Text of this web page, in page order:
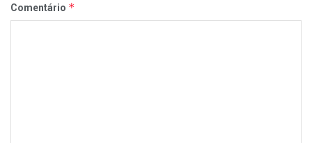
Comentário *